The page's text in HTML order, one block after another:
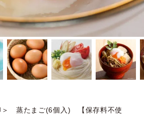
＞ 蒸たまご(6個入) 【保存料不使